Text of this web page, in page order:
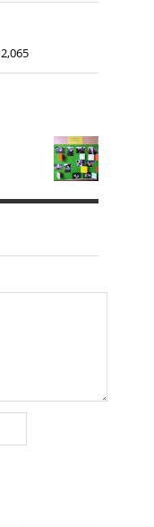
2,065